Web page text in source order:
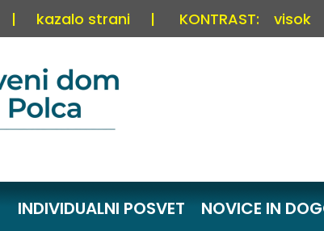
| kazalo strani | KONTRAST: visok
INDIVIDUALNI POSVET NOVICE IN